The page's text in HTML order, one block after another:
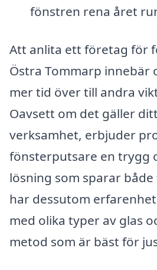
fönstren rena året
Att anlita ett företag för
Östra Tommarp innebär
mer tid över till andra
Oavsett om det gäller
verksamhet, erbjuder
fönsterputsare en trygg
lösning som sparar
har dessutom
med olika typer av glas
metod som är bäst för